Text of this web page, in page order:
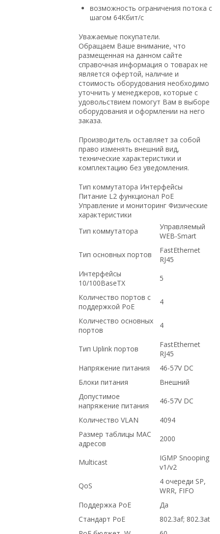
возможность ограничения потока с
шагом 64Кбит/с
Уважаемые покупатели.
Обращаем Ваше внимание, что
размещенная на данном сайте
справочная информация о товарах не
является офертой, наличие и
стоимость оборудования необходимо
уточнить у менеджеров, которые с
удовольствием помогут Вам в выборе
оборудования и оформлении на него
заказа.
Производитель оставляет за собой
право изменять внешний вид,
технические характеристики и
комплектацию без уведомления.
Тип коммутатора Интерфейсы
Питание L2 функционал PoE
Управление и мониторинг Физические
характеристики
Тип коммутатора
Управляемый
WEB-Smart
Тип основных портов
FastEthernet
RJ45
Интерфейсы
10/100BaseTX
5
Количество портов с
поддержкой PoE
4
Количество основных
портов
4
Тип Uplink портов
FastEthernet
RJ45
Напряжение питания
46-57V DC
Блоки питания
Внешний
Допустимое
напряжение питания
46-57V DC
Количество VLAN
4094
Размер таблицы MAC
адресов
2000
Multicast
IGMP Snooping
v1/v2
QoS
4 очереди SP,
WRR, FIFO
Поддержка PoE
Да
Cтандарт PoE
802.3af; 802.3at